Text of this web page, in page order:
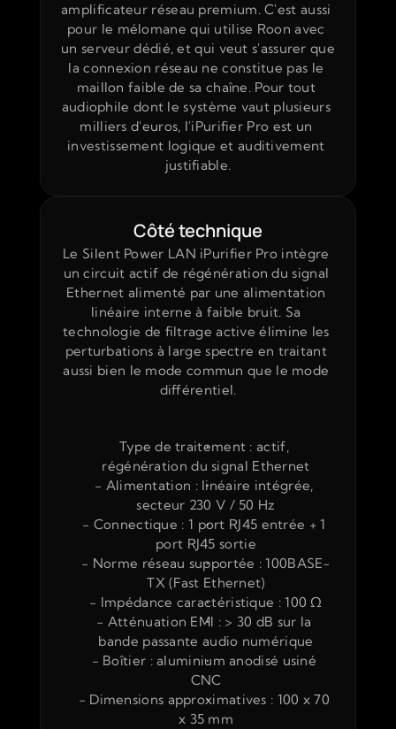
amplificateur réseau premium. C'est aussi
pour le mélomane qui utilise Roon avec
un serveur dédié, et qui veut s'assurer que
la connexion réseau ne constitue pas le
maillon faible de sa chaîne. Pour tout
audiophile dont le système vaut plusieurs
milliers d'euros, l'iPurifier Pro est un
investissement logique et auditivement
justifiable.
Le Silent Power LAN iPurifier Pro intègre
un circuit actif de régénération du signal
Ethernet alimenté par une alimentation
linéaire interne à faible bruit. Sa
technologie de filtrage active élimine les
perturbations à large spectre en traitant
aussi bien le mode commun que le mode
différentiel.
Type de traitement : actif,
régénération du signal Ethernet
- Alimentation : linéaire intégrée,
secteur 230 V / 50 Hz
- Connectique : 1 port RJ45 entrée + 1
port RJ45 sortie
- Norme réseau supportée : 100BASE-
TX (Fast Ethernet)
- Impédance caractéristique : 100 Ω
- Atténuation EMI : > 30 dB sur la
bande passante audio numérique
- Boîtier : aluminium anodisé usiné
CNC
- Dimensions approximatives : 100 x 70
x 35 mm
Côté technique